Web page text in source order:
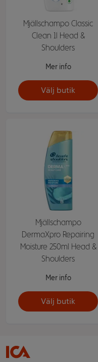
Mjällschampo Classic
Clean 1l Head &
Shoulders
Mer info
Välj butik
Mjällschampo
DermaXpro Repairing
Moisture 250ml Head &
Shoulders
Mer info
Välj butik